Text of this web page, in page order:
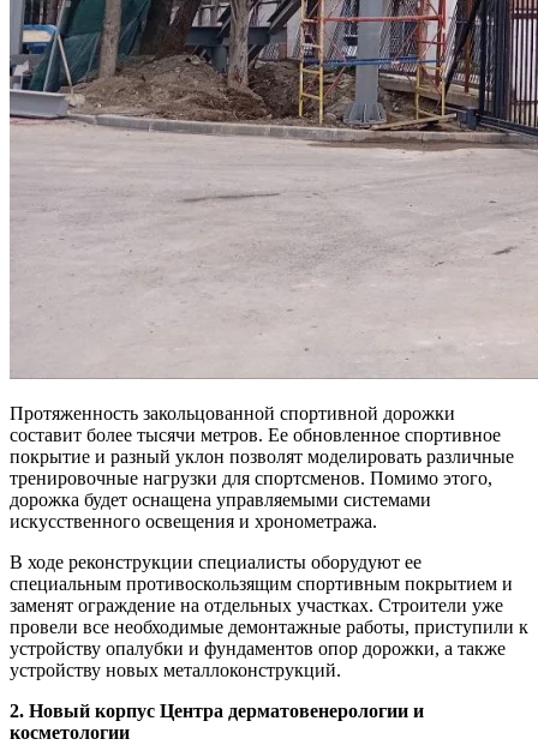
Протяженность закольцованной спортивной дорожки
составит более тысячи метров. Ее обновленное спортивное
покрытие и разный уклон позволят моделировать различные
тренировочные нагрузки для спортсменов. Помимо этого,
дорожка будет оснащена управляемыми системами
искусственного освещения и хронометража.
В ходе реконструкции специалисты оборудуют ее
специальным противоскользящим спортивным покрытием и
заменят ограждение на отдельных участках. Строители уже
провели все необходимые демонтажные работы, приступили к
устройству опалубки и фундаментов опор дорожки, а также
устройству новых металлоконструкций.
2. Новый корпус Центра дерматовенерологии и
косметологии